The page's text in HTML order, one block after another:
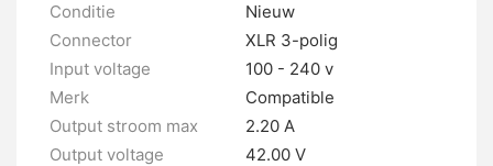
Conditie
Nieuw
Connector
XLR 3-polig
Input voltage
100 - 240 v
Merk
Compatible
Output stroom max
2.20 A
Output voltage
42.00 V